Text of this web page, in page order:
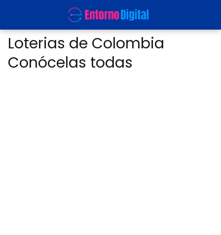
Loterias de Colombia
Conócelas todas